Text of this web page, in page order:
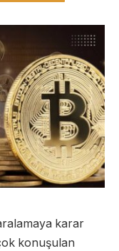
karar
konuşulan